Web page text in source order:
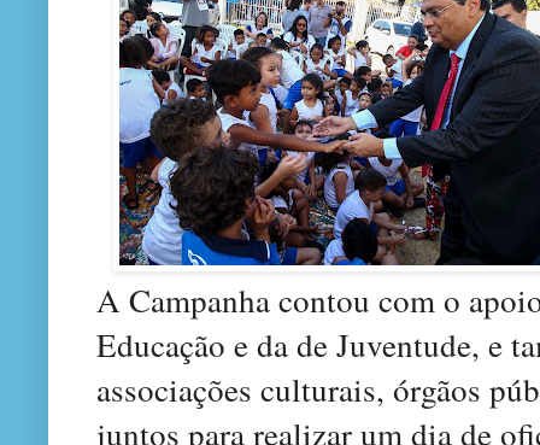
A Campanha contou com o
Educação e da de Juventude, e
associações culturais, órgãos
juntos para realizar um dia de